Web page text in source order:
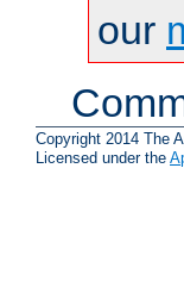
our
Copyright 2014 The
Licensed under the